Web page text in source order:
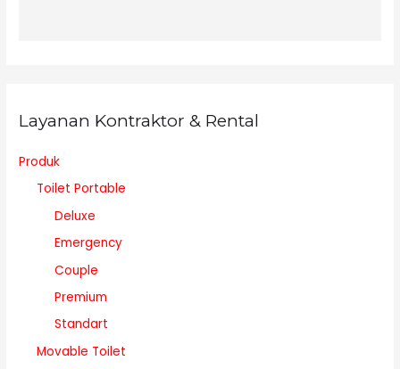
Layanan Kontraktor & Rental
Produk
Toilet Portable
Deluxe
Emergency
Couple
Premium
Standart
Movable Toilet